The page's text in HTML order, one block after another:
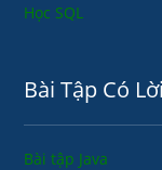
Học SQL
Bài Tập Có
Bài tập Java